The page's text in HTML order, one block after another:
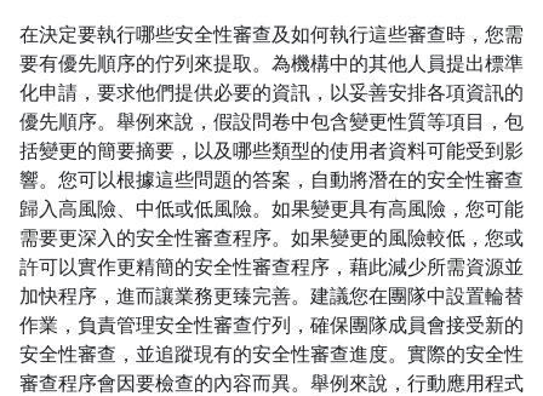
在決定要執行哪些安全性審查及如何執行這些審查時，您需
要有優先順序的佇列來提取。為機構中的其他人員提出標準
化申請，要求他們提供必要的資訊，以妥善安排各項資訊的
優先順序。舉例來說，假設問卷中包含變更性質等項目，包
括變更的簡要摘要，以及哪些類型的使用者資料可能受到影
響。您可以根據這些問題的答案，自動將潛在的安全性審查
歸入高風險、中低或低風險。如果變更具有高風險，您可能
需要更深入的安全性審查程序。如果變更的風險較低，您或
許可以實作更精簡的安全性審查程序，藉此減少所需資源並
加快程序，進而讓業務更臻完善。建議您在團隊中設置輪替
作業，負責管理安全性審查佇列，確保團隊成員會接受新的
安全性審查，並追蹤現有的安全性審查進度。實際的安全性
審查程序會因要檢查的內容而異。舉例來說，行動應用程式